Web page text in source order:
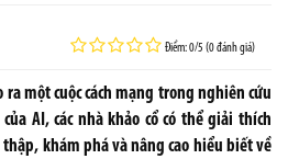
Điểm: 0/5 (0 đánh giá)
một cuộc cách mạng trong nghiên cứu
AI, các nhà khảo cổ có thể giải thích
khám phá và nâng cao hiểu biết về